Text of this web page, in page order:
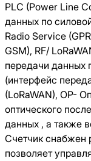
PLC (Power Line
данных по
Radio Service
GSM), RF/
передачи данных
(интерфейс
(LoRaWAN), OP-
оптического
данных , а также
Счетчик снабжен
позволяет